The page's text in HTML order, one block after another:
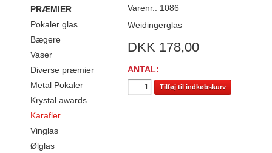
PRÆMIER
Pokaler glas
Bægere
Vaser
Diverse præmier
Metal Pokaler
Krystal awards
Karafler
Vinglas
Ølglas
Varenr.: 1086
Weidingerglas
DKK 178,00
ANTAL:
Tilføj til indkøbskurv